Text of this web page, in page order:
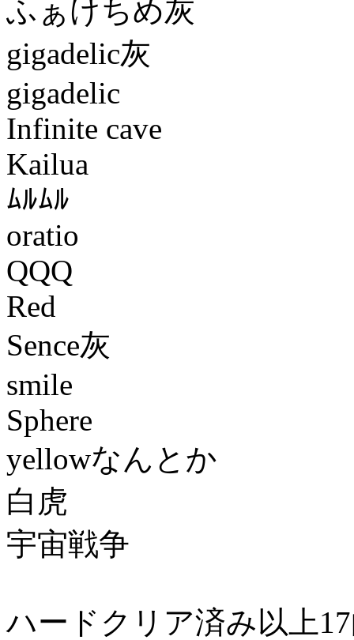
ふぁけちめ灰
gigadelic灰
gigadelic
Infinite cave
Kailua
ﾑﾙﾑﾙ
oratio
QQQ
Red
Sence灰
smile
Sphere
yellowなんとか
白虎
宇宙戦争
ハードクリア済み以上